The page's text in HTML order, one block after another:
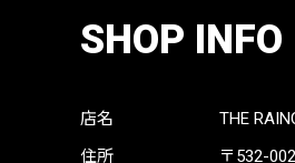
SHOP INFO
店名
THE
住所
〒532-